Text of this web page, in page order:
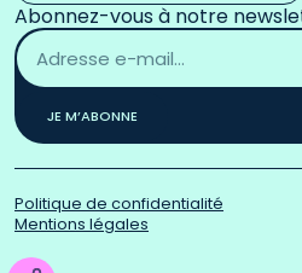
Abonnez-vous à notre
Adresse
email
*
JE M’ABONNE
Politique de confidentialité
Mentions légales